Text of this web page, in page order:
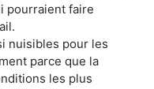
pourraient faire
nuisibles pour les
parce que la
les plus